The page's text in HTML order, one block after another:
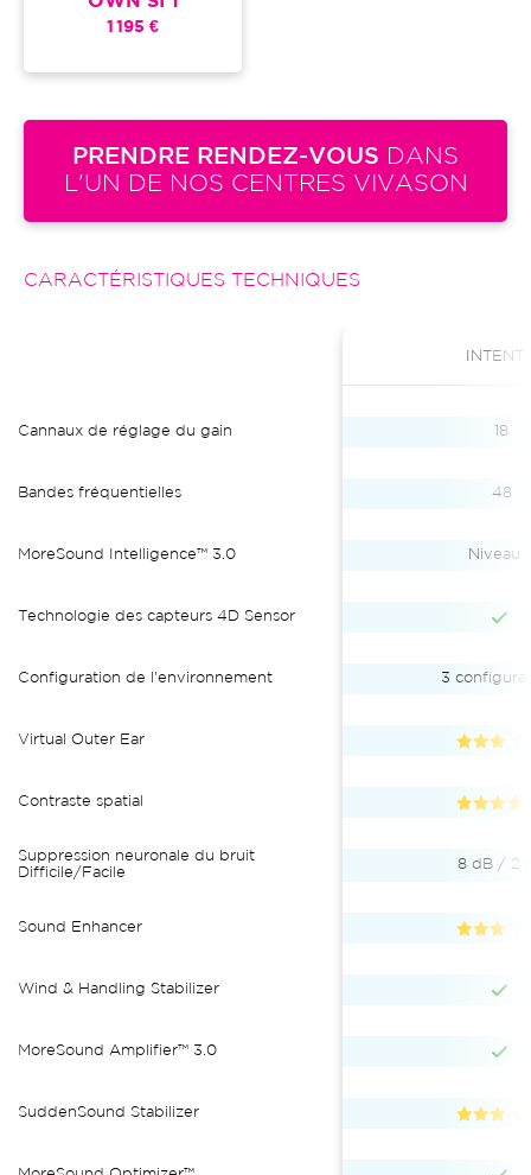
1 195 €
PRENDRE RENDEZ-VOUS DANS
L'UN DE NOS CENTRES VIVASON
CARACTÉRISTIQUES TECHNIQUES
INTENT
Cannaux de réglage du gain 18
Bandes fréquentielles 48
MoreSound Intelligence™ 3.0 Niveau
Technologie des capteurs 4D Sensor
Configuration de l'environnement 3
Virtual Outer Ear
Contraste spatial
Suppression neuronale du bruit
Difficile/Facile
8 dB / 2
Sound Enhancer
Wind & Handling Stabilizer
MoreSound Amplifier™ 3.0
SuddenSound Stabilizer